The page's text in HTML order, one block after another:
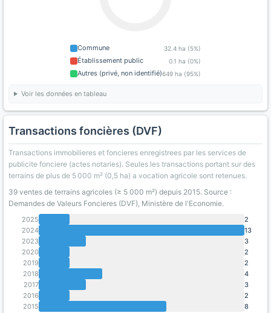
Commune 32.4 ha (5%)
Établissement public 0.1 ha (0%)
Autres (privé, non identifié)649 ha (95%)
Voir les données en tableau
Transactions foncières (DVF)
Transactions immobilieres et foncieres enregistrees par les services de
publicite fonciere (actes notaries). Seules les transactions portant sur des
terrains de plus de 5 000 m² (0,5 ha) a vocation agricole sont retenues.
39 ventes de terrains agricoles (≥ 5 000 m²) depuis 2015. Source :
Demandes de Valeurs Foncieres (DVF), Ministère de l'Economie.
2025
2
2024
13
2023
3
2020
2
2019
2
2018
4
2017
3
2016
2
2015
8